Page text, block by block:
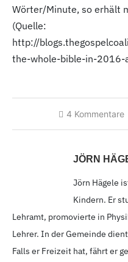
Wörter/Minute, so erhält
(Quelle:
http://
the-whole-bible-in-2016-
4 Kommentare
JÖRN
Jörn Hägele
Kindern. Er
Lehramt, promovierte in
Lehrer. In der Gemeinde
Falls er Freizeit hat, fährt er